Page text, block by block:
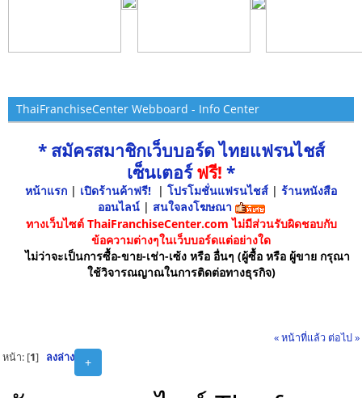
ThaiFranchiseCenter Webboard - Info Center
* สมัครสมาชิกเว็บบอร์ด ไทยแฟรนไชส์
เซ็นเตอร์ฟรี! *
หน้าแรก | เปิดร้านค้าฟรี! | โปรโมชั่นแฟรนไชส์ | ร้านหนังสือ
ออนไลน์ | สนใจลงโฆษณา
ทางเว็บไซต์ ThaiFranchiseCenter.com ไม่มีส่วนรับผิดชอบกับ
ข้อความต่างๆในเว็บบอร์ดแต่อย่างใด
ไม่ว่าจะเป็นการซื้อ-ขาย-เช่า-เซ้ง หรือ อื่นๆ (ผู้ซื้อ หรือ ผู้ขาย กรุณา
ใช้วิจารณญาณในการติดต่อทางธุรกิจ)
« หน้าที่แล้ว ต่อไป »
+
หน้า: [1] ลงล่าง